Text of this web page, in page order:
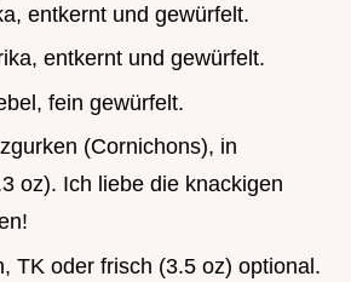
entkernt und gewürfelt.
entkernt und gewürfelt.
fein gewürfelt.
(Cornichons), in
oz). Ich liebe die knackigen
TK oder frisch (3.5 oz) optional.